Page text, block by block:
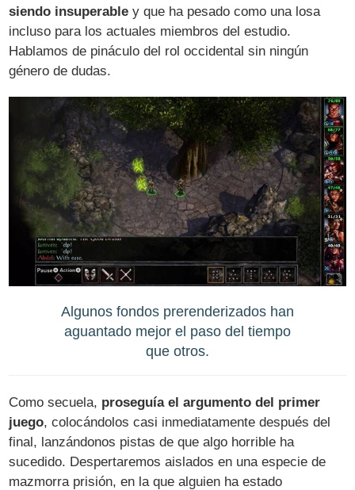
siendo insuperable y que ha pesado como una losa
incluso para los actuales miembros del estudio.
Hablamos de pináculo del rol occidental sin ningún
género de dudas.
Algunos fondos prerenderizados han
aguantado mejor el paso del tiempo
que otros.
Como secuela, proseguía el argumento del primer
juego, colocándolos casi inmediatamente después del
final, lanzándonos pistas de que algo horrible ha
sucedido. Despertaremos aislados en una especie de
mazmorra prisión, en la que alguien ha estado